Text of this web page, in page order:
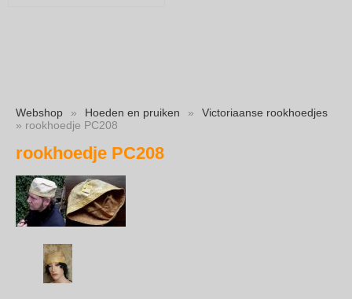
Webshop » Hoeden en pruiken »
Victoriaanse rookhoedjes
» rookhoedje PC208
rookhoedje PC208